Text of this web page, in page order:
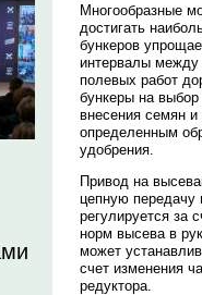
Многообразные
достигать
бункеров
интервалы между
полевых работ
бункеры на
внесения семян и
определенным
удобрения.
Привод на
цепную передачу
регулируется за
норм высева в
может
счет изменения
редуктора.